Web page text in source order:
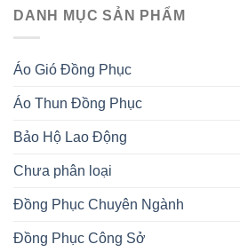
DANH MỤC SẢN PHẨM
Áo Gió Đồng Phục
Áo Thun Đồng Phục
Bảo Hộ Lao Động
Chưa phân loại
Đồng Phục Chuyên Ngành
Đồng Phục Công Sở